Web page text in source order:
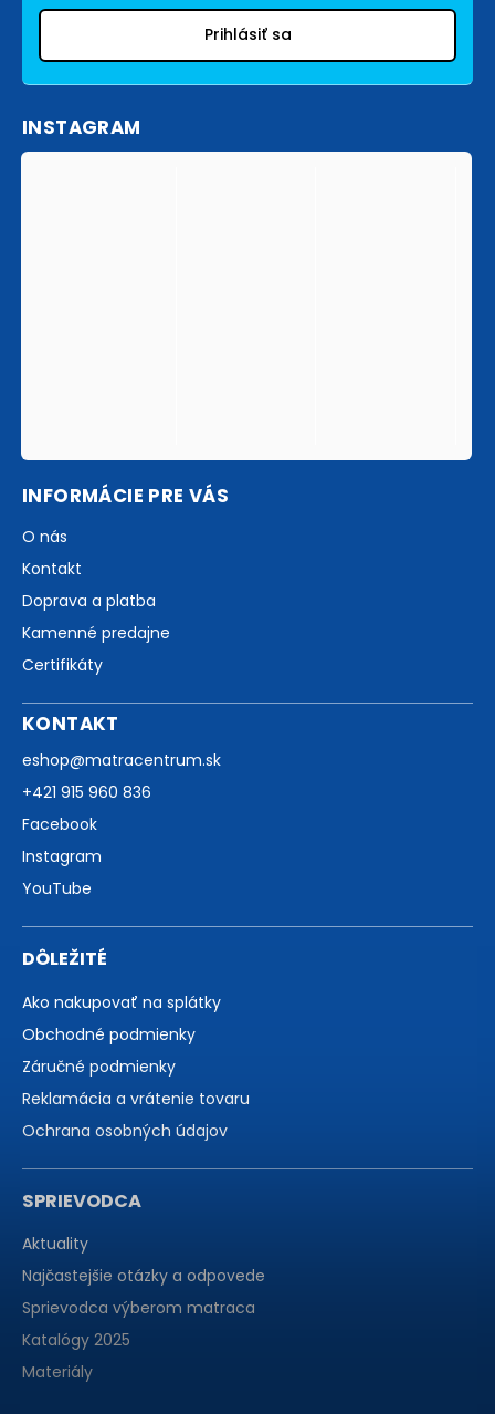
Prihlásiť sa
INSTAGRAM
INFORMÁCIE PRE VÁS
O nás
Kontakt
Doprava a platba
Kamenné predajne
Certifikáty
KONTAKT
eshop@matracentrum.sk
+421 915 960 836
Facebook
Instagram
YouTube
DÔLEŽITÉ
Ako nakupovať na splátky
Obchodné podmienky
Záručné podmienky
Reklamácia a vrátenie tovaru
Ochrana osobných údajov
SPRIEVODCA
Aktuality
Najčastejšie otázky a odpovede
Sprievodca výberom matraca
Katalógy 2025
Materiály